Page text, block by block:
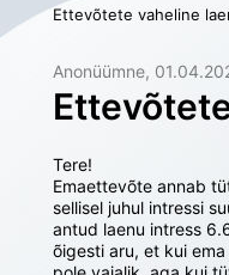
Ettevõtete vaheline
Anonüümne,
Tere!
Emaettevõte annab
sellisel juhul intressi
antud laenu intress
õigesti aru, et kui